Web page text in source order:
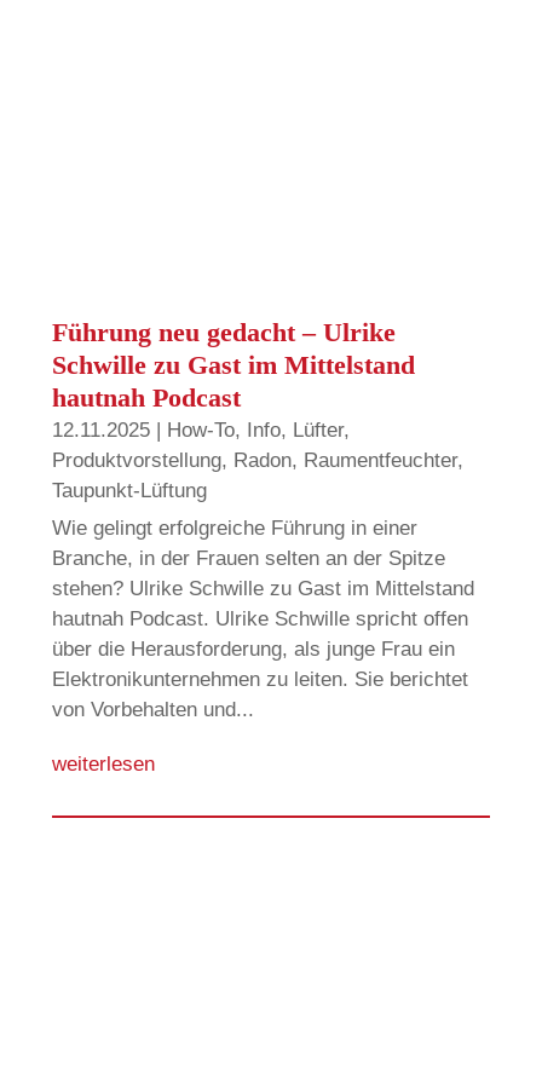
Führung neu gedacht – Ulrike
Schwille zu Gast im Mittelstand
hautnah Podcast
12.11.2025| How-To, Info, Lüfter,
Produktvorstellung, Radon, Raumentfeuchter,
Taupunkt-Lüftung
Wie gelingt erfolgreiche Führung in einer
Branche, in der Frauen selten an der Spitze
stehen? Ulrike Schwille zu Gast im Mittelstand
hautnah Podcast. Ulrike Schwille spricht offen
über die Herausforderung, als junge Frau ein
Elektronikunternehmen zu leiten. Sie berichtet
von Vorbehalten und...
weiterlesen